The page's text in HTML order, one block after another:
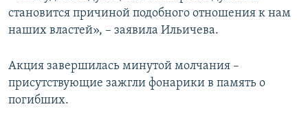
становится причиной подобного отношения к нам
наших властей», – заявила Ильичева.
Акция завершилась минутой молчания –
присутствующие зажгли фонарики в память о
погибших.